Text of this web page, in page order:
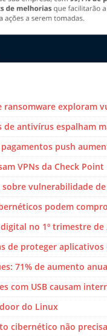
ransomware exploram
de antivírus espalham
push
VPNs da Check
sobre vulnerabilidade
podem
no 1º trimestre de
de proteger aplicativos
71% de aumento
com USB causam
do Linux
cibernético não